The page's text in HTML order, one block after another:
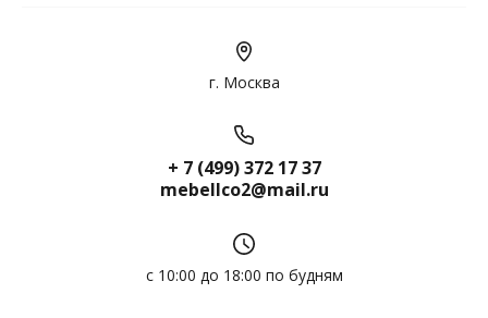
г. Москва
+ 7 (499) 372 17 37
mebellco2@mail.ru
с 10:00 до 18:00 по будням